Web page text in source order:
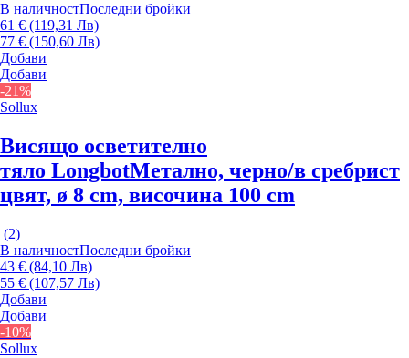
В наличностПоследни бройки
61 € (119,31 Лв)
77 € (150,60 Лв)
Добави
Добави
-21%
Sollux
Висящо осветително
тяло LongbotМетално, черно/в сребрист
цвят, ø 8 cm, височина 100 cm
(2)
В наличностПоследни бройки
43 € (84,10 Лв)
55 € (107,57 Лв)
Добави
Добави
-10%
Sollux